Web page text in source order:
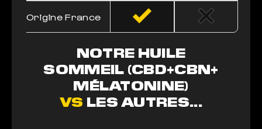
Origine France
NOTRE HUILE
SOMMEIL (CBD+CBN+
MÉLATONINE)
VS LES AUTRES...